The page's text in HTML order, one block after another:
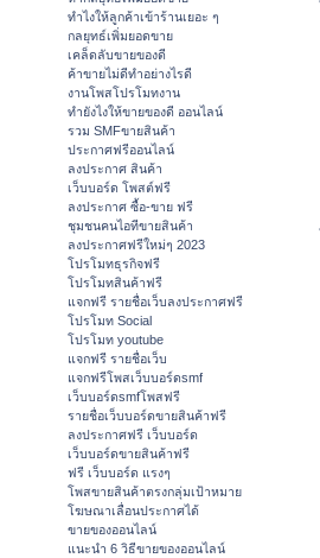
ทําไงให้ลูกค้าเข้าร้านเยอะ ๆ
กลยุทธ์เพิ่มยอดขาย
เคล็ดลับขายของดี
ค้าขายไม่ดีทำอย่างไรดี
งานโพสโปรโมทงาน
ทํายังไงให้ขายของดี ออนไลน์
รวม SMFขายสินค้า
ประกาศฟรีออนไลน์
ลงประกาศ สินค้า
เว็บบอร์ด โพสต์ฟรี
ลงประกาศ ซื้อ-ขาย ฟรี
ชุมชนคนไอทีขายสินค้า
ลงประกาศฟรีใหม่ๆ 2023
โปรโมทธุรกิจฟรี
โปรโมทสินค้าฟรี
แจกฟรี รายชื่อเว็บลงประกาศฟรี
โปรโมท Social
โปรโมท youtube
แจกฟรี รายชื่อเว็บ
แจกฟรีโพสเว็บบอร์ดsmf
เว็บบอร์ดsmfโพสฟรี
รายชื่อเว็บบอร์ดขายสินค้าฟรี
ลงประกาศฟรี เว็บบอร์ด
เว็บบอร์ดขายสินค้าฟรี
ฟรี เว็บบอร์ด แรงๆ
โพสขายสินค้าตรงกลุ่มเป้าหมาย
โฆษณาเลื่อนประกาศได้
ขายของออนไลน์
แนะนำ 6 วิธีขายของออนไลน์